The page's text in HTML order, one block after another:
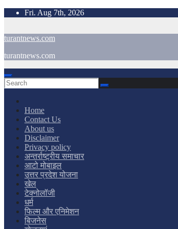
Skip
Fri. Aug 7th, 2026
turantnews.com
turantnews.com
Home
Contact Us
About us
Disclaimer
Privacy policy
अन्तर्राष्ट्रीय समाचार
आटो मोबाइल
उत्तर प्रदेश योजना
खेल
टेक्नोलॉजी
धर्म
फिल्म और एनिमेशन
बिजनेस